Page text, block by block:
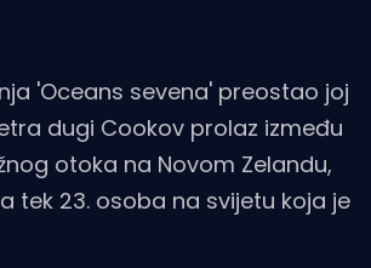
'Oceans sevena' preostao joj
dugi Cookov prolaz između
otoka na Novom Zelandu,
tek 23. osoba na svijetu koja je